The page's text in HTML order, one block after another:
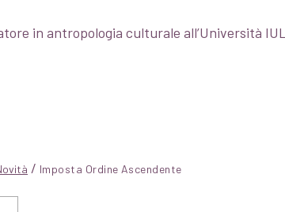
in antropologia culturale all’Università
/